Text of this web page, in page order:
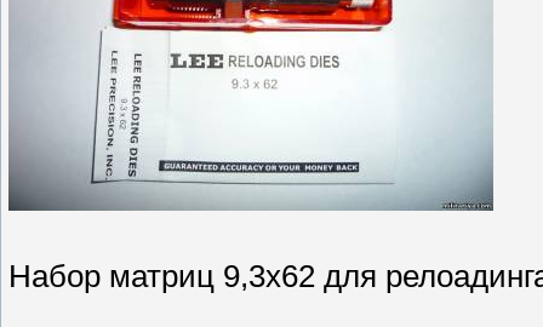
Набор матриц 9,3х62 для